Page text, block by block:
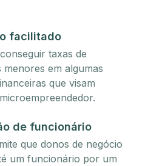
facilitado
taxas de
menores em algumas
que visam
de funcionário
que donos de negócio
um funcionário por um